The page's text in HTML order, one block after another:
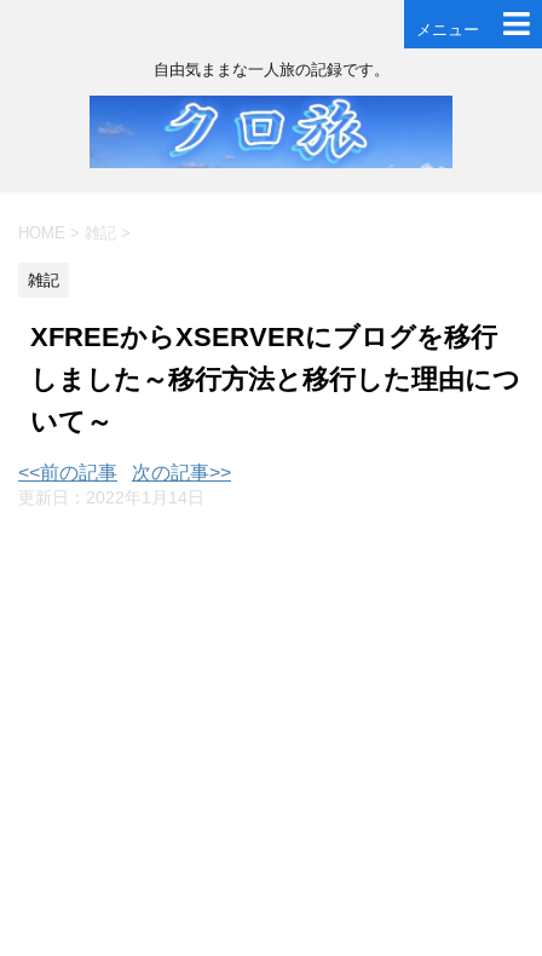
メニュー
自由気ままな一人旅の記録です。
HOME > 雑記 >
雑記
XFREEからXSERVERにブログを移行
しました～移行方法と移行した理由につ
いて～
<<前の記事 次の記事>>
更新日： 2022年1月14日